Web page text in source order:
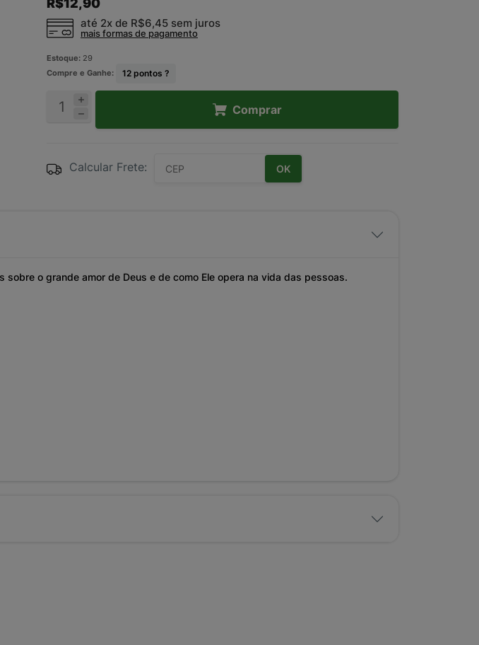
R$12,90
até 2x de R$6,45 sem juros
mais formas de pagamento
Estoque: 29
Compre e Ganhe:
12 pontos ?
Comprar
Calcular Frete: OK
o grande amor de Deus e de como Ele opera na vida das pessoas.